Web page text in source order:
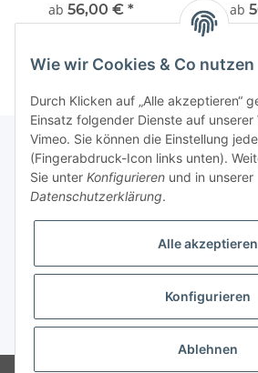
ab 56,00 € *
ab
Fuss
News: Monate mit Beiträgen
* Alle Preise inkl. gesetzlicher USt.
Wie wir Cookies & Co nutzen
Durch Klicken auf „Alle akzeptieren“
Einsatz folgender Dienste auf unserer
Vimeo. Sie können die Einstellung
(Fingerabdruck-Icon links unten).
Sie unter Konfigurieren und in unserer
Datenschutzerklärung.
Alle akzeptieren
Konfigurieren
Ablehnen